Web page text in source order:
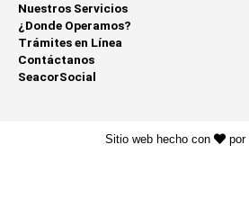
Nuestros Servicios
¿Donde Operamos?
Trámites en Línea
Contáctanos
SeacorSocial
Sitio web hecho con por